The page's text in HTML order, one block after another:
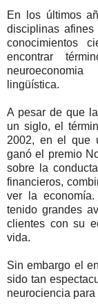
En los últimos
disciplinas
conocimientos
encontrar
neuroeconomia
lingüística.
A pesar de que
un siglo, el
2002, en el que
ganó el premio
sobre la
financieros,
ver la
tenido grandes
clientes con su
vida.
Sin embargo el
sido tan
neurociencia